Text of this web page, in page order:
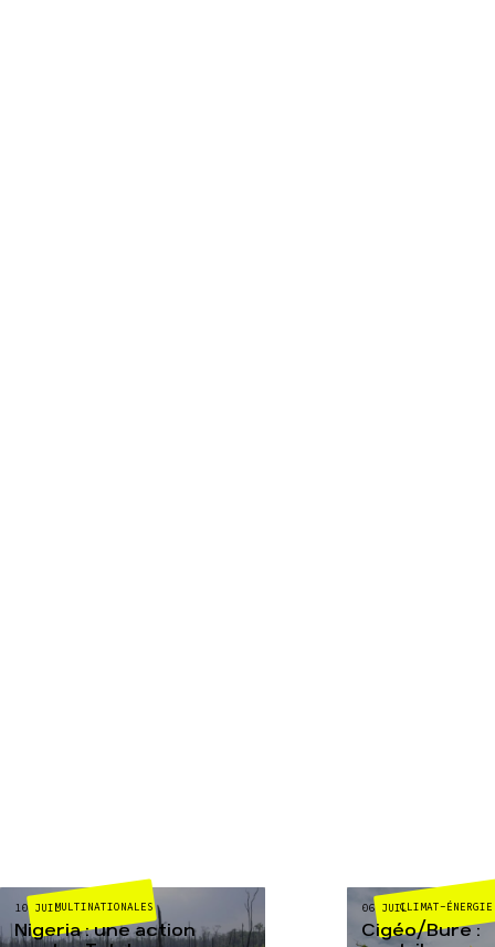
MULTINATIONALES
10 JUIL
Nigeria : une action
CLIMAT-ÉNERGIE
06 JUIL
Cigéo/Bure :